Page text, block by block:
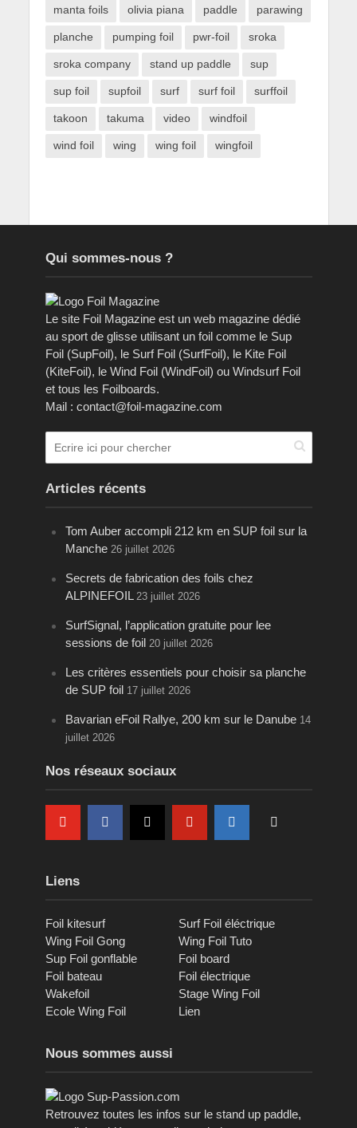
manta foils olivia piana paddle parawing
planche pumping foil pwr-foil sroka
sroka company stand up paddle sup
sup foil supfoil surf surf foil surffoil
takoon takuma video windfoil
wind foil wing wing foil wingfoil
Qui sommes-nous ?
Le site Foil Magazine est un web magazine dédié
au sport de glisse utilisant un foil comme le Sup
Foil (SupFoil), le Surf Foil (SurfFoil), le Kite Foil
(KiteFoil), le Wind Foil (WindFoil) ou Windsurf Foil
et tous les Foilboards.
Mail : contact@foil-magazine.com
Articles récents
Tom Auber accompli 212 km en SUP foil sur la
Manche 26 juillet 2026
Secrets de fabrication des foils chez
ALPINEFOIL 23 juillet 2026
SurfSignal, l’application gratuite pour lee
sessions de foil 20 juillet 2026
Les critères essentiels pour choisir sa planche
de SUP foil 17 juillet 2026
Bavarian eFoil Rallye, 200 km sur le Danube 14
juillet 2026
Nos réseaux sociaux
Liens
Foil kitesurf
Surf Foil éléctrique
Wing Foil Gong
Wing Foil Tuto
Sup Foil gonflable
Foil board
Foil bateau
Foil électrique
Wakefoil
Stage Wing Foil
Ecole Wing Foil
Lien
Nous sommes aussi
Retrouvez toutes les infos sur le stand up paddle,